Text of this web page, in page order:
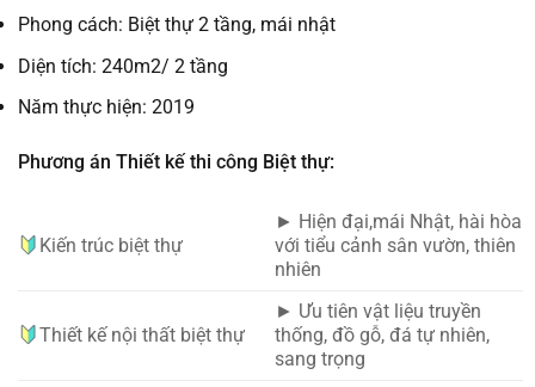
Phong cách: Biệt thự 2 tầng, mái nhật
Diện tích: 240m2/ 2 tầng
Năm thực hiện: 2019
Phương án Thiết kế thi công Biệt thự:
Kiến trúc biệt thự
► Hiện đại,mái Nhật, hài hòa
với tiểu cảnh sân vườn, thiên
nhiên
Thiết kế nội thất biệt thự
► Ưu tiên vật liệu truyền
thống, đồ gỗ, đá tự nhiên,
sang trọng